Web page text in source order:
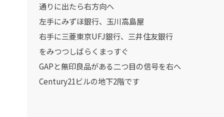
通りに出たら右方向へ
左手にみずほ銀行、玉川高島屋
右手に三菱東京UFJ銀行、三井住友銀行
をみつつしばらくまっすぐ
GAPと無印良品がある二つ目の信号を右へ
Century21ビルの地下2階です